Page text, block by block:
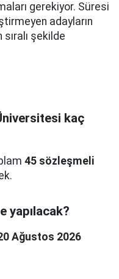
gerekiyor. Süresi
adayların
şekilde
kaç
45 sözleşmeli
yapılacak?
Ağustos 2026